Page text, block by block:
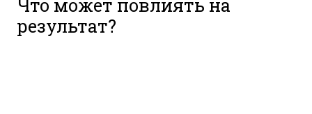
Что может повлиять на
результат?